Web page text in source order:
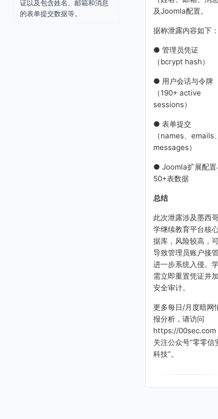
证以及包含姓名、邮箱和消息
的表单提交数据等。
及Joomla配置。
据称泄露内容如下
● 管理员凭证
（bcrypt hash）
● 用户会话与令牌
（190+ active
sessions）
● 表单提交
（names、emails
messages）
● Joomla扩展配置
50+表数据
总结
此次泄露涉及墨西
学继续教育平台核
据库，风险较高，
导致管理员账户接
进一步系统入侵。
需立即重置凭证并
安全审计。
更多每日/月度暗网
报分析，请访问
https://00sec.com
关注公众号“零零信
科技”。